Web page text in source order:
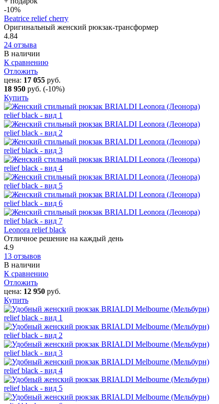
-10%
Beatrice relief cherry
Оригинальный женский рюкзак-трансформер
4.84
24 отзыва
В наличии
К сравнению
Отложить
цена: 17 055 руб.
18 950 руб. (-10%)
Купить
Leonora relief black
Отличное решение на каждый день
4.9
13 отзывов
В наличии
К сравнению
Отложить
цена: 12 950 руб.
Купить